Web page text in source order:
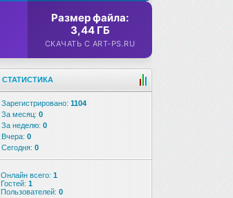
Размер файла:
3,44 ГБ
СКАЧАТЬ С ART-PS.RU
СТАТИСТИКА
Зарегистрировано: 1104
За месяц: 0
За неделю: 0
Вчера: 0
Сегодня: 0
Онлайн всего: 1
Гостей: 1
Пользователей: 0